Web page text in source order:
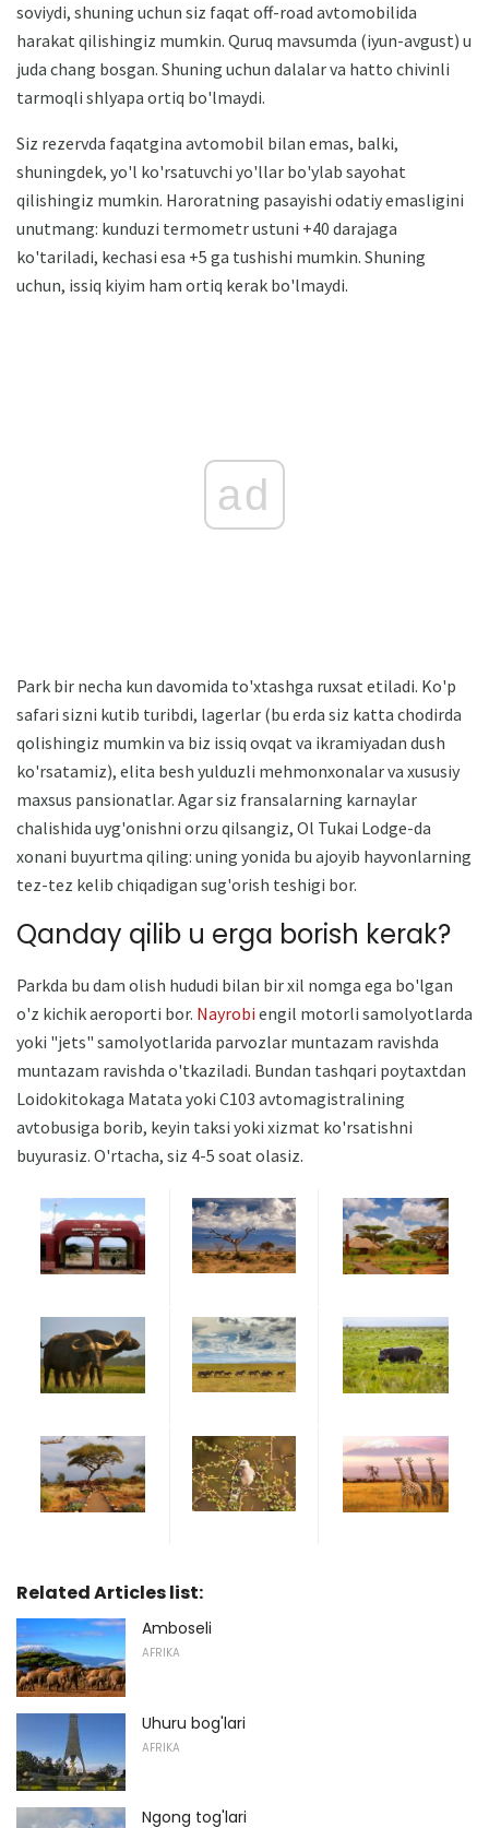
soviydi, shuning uchun siz faqat off-road avtomobilida
harakat qilishingiz mumkin. Quruq mavsumda (iyun-avgust) u
juda chang bosgan. Shuning uchun dalalar va hatto chivinli
tarmoqli shlyapa ortiq bo'lmaydi.
Siz rezervda faqatgina avtomobil bilan emas, balki,
shuningdek, yo'l ko'rsatuvchi yo'llar bo'ylab sayohat
qilishingiz mumkin. Haroratning pasayishi odatiy emasligini
unutmang: kunduzi termometr ustuni +40 darajaga
ko'tariladi, kechasi esa +5 ga tushishi mumkin. Shuning
uchun, issiq kiyim ham ortiq kerak bo'lmaydi.
ad
Park bir necha kun davomida to'xtashga ruxsat etiladi. Ko'p
safari sizni kutib turibdi, lagerlar (bu erda siz katta chodirda
qolishingiz mumkin va biz issiq ovqat va ikramiyadan dush
ko'rsatamiz), elita besh yulduzli mehmonxonalar va xususiy
maxsus pansionatlar. Agar siz fransalarning karnaylar
chalishida uyg'onishni orzu qilsangiz, Ol Tukai Lodge-da
xonani buyurtma qiling: uning yonida bu ajoyib hayvonlarning
tez-tez kelib chiqadigan sug'orish teshigi bor.
Qanday qilib u erga borish kerak?
Parkda bu dam olish hududi bilan bir xil nomga ega bo'lgan
o'z kichik aeroporti bor. Nayrobi engil motorli samolyotlarda
yoki "jets" samolyotlarida parvozlar muntazam ravishda
muntazam ravishda o'tkaziladi. Bundan tashqari poytaxtdan
Loidokitokaga Matata yoki C103 avtomagistralining
avtobusiga borib, keyin taksi yoki xizmat ko'rsatishni
buyurasiz. O'rtacha, siz 4-5 soat olasiz.
Related Articles list:
Amboseli
AFRIKA
Uhuru bog'lari
AFRIKA
Ngong tog'lari